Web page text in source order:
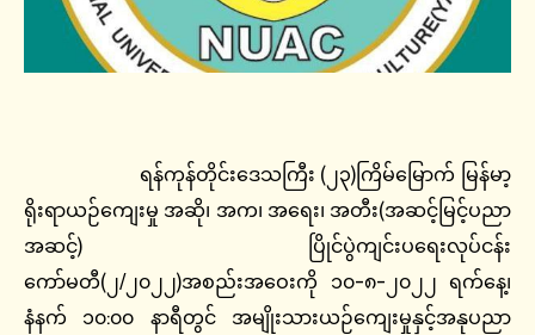
ရန်ကုန်တိုင်းဒေသကြီး (၂၃)ကြိမ်မြောက် မြန်မာ့
ရိုးရာယဉ်ကျေးမှု အဆို၊ အက၊ အရေး၊ အတီး(အဆင့်မြင့်ပညာ
အဆင့်) ပြိုင်ပွဲကျင်းပရေးလုပ်ငန်း
ကော်မတီ(၂/၂၀၂၂)အစည်းအဝေးကို ၁၀-၈-၂၀၂၂ ရက်နေ့၊
နံနက် ၁၀:၀၀ နာရီတွင် အမျိုးသားယဉ်ကျေးမှုနှင့်အနုပညာ